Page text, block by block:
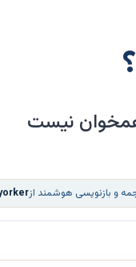
نیست
و بازنویسی هوشمند از